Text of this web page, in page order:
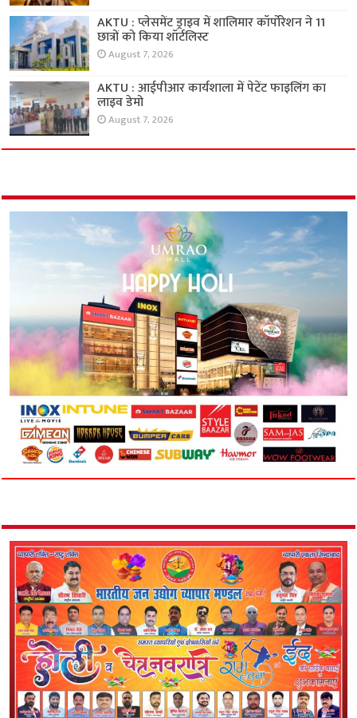
AKTU : प्लेसमेंट ड्राइव में शालिमार कॉर्पोरेशन ने 11
छात्रों को किया शॉर्टलिस्ट
August 7, 2026
AKTU : आईपीआर कार्यशाला में पेटेंट फाइलिंग का
लाइव डेमो
August 7, 2026